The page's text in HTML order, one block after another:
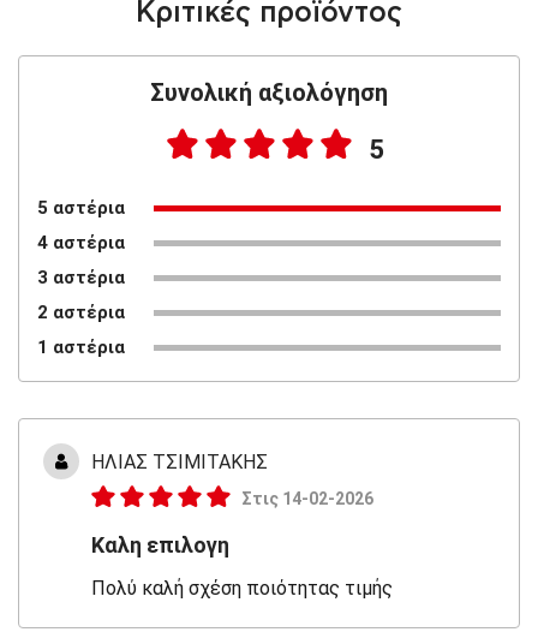
Κριτικές προϊόντος
Συνολική αξιολόγηση
5
5 αστέρια
4 αστέρια
3 αστέρια
2 αστέρια
1 αστέρια
ΗΛΙΑΣ ΤΣΙΜΙΤΑΚΗΣ
Στις 14-02-2026
Καλη επιλογη
Πολύ καλή σχέση ποιότητας τιμής